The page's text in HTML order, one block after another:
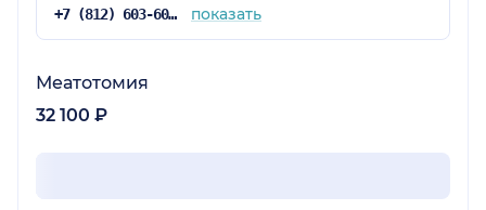
+7 (812) 603-60-42 показать
Меатотомия
32 100 ₽